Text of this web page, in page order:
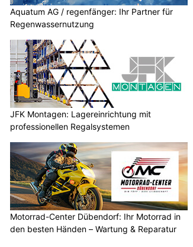
Aquatum AG / regenfänger: Ihr Partner für
Regenwassernutzung
JFK Montagen: Lagereinrichtung mit
professionellen Regalsystemen
Motorrad-Center Dübendorf: Ihr Motorrad in
den besten Händen – Wartung & Reparatur